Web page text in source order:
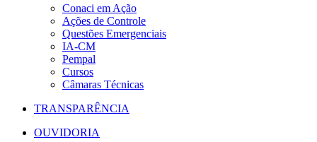
Conaci em Ação
Ações de Controle
Questões Emergenciais
IA-CM
Pempal
Cursos
Câmaras Técnicas
TRANSPARÊNCIA
OUVIDORIA